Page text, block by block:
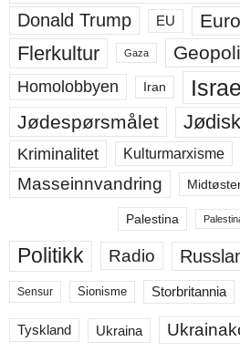
Donald Trump EU
Flerkultur Gaza
Homolobbyen Iran
Jødespørsmålet
Kriminalitet Kulturmarxisme
Masseinnvandring
Palestina
Politikk Radio
Sensur Sionisme Storbritannia
Tyskland Ukraina